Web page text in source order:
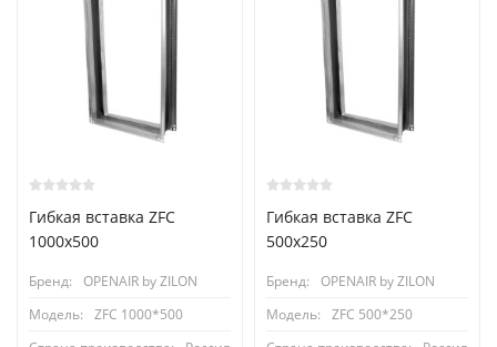
Гибкая вставка ZFC
1000x500
Бренд:
OPENAIR by ZILON
Модель:
ZFC 1000*500
Гибкая вставка ZFC
500x250
Бренд:
OPENAIR by ZILON
Модель:
ZFC 500*250